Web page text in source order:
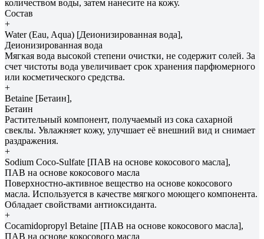
количеством воды, затем нанесите на кожу.
Состав
+
Water (Eau, Aqua) [Деионизированная вода],
Деионизированная вода
Мягкая вода высокой степени очистки, не содержит солей. За
счет чистоты вода увеличивает срок хранения парфюмерного
или косметического средства.
+
Betaine [Бетаин],
Бетаин
Растительный компонент, получаемый из сока сахарной
свеклы. Увлажняет кожу, улучшает её внешний вид и снимает
раздражения.
+
Sodium Coco-Sulfate [ПАВ на основе кокосового масла],
ПАВ на основе кокосового масла
Поверхностно-активное вещество на основе кокосового
масла. Используется в качестве мягкого моющего компонента.
Обладает свойствами антиоксиданта.
+
Cocamidopropyl Betaine [ПАВ на основе кокосового масла],
ПАВ на основе кокосового масла